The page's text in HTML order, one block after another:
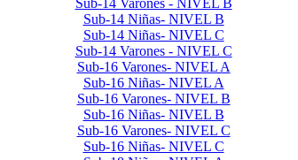
Sub-14 Varones - NIVEL B
Sub-14 Niñas- NIVEL B
Sub-14 Niñas- NIVEL C
Sub-14 Varones - NIVEL C
Sub-16 Varones- NIVEL A
Sub-16 Niñas- NIVEL A
Sub-16 Varones- NIVEL B
Sub-16 Niñas- NIVEL B
Sub-16 Varones- NIVEL C
Sub-16 Niñas- NIVEL C